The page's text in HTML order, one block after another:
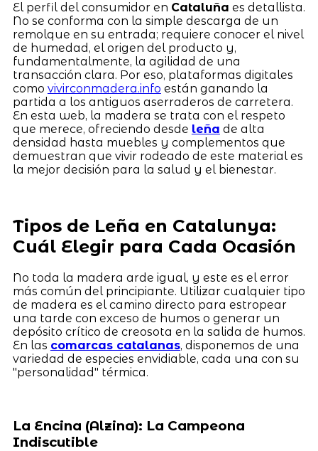
El perfil del consumidor en Cataluña es detallista.
No se conforma con la simple descarga de un
remolque en su entrada; requiere conocer el nivel
de humedad, el origen del producto y,
fundamentalmente, la agilidad de una
transacción clara. Por eso, plataformas digitales
como vivirconmadera.info están ganando la
partida a los antiguos aserraderos de carretera.
En esta web, la madera se trata con el respeto
que merece, ofreciendo desde leña de alta
densidad hasta muebles y complementos que
demuestran que vivir rodeado de este material es
la mejor decisión para la salud y el bienestar.
Tipos de Leña en Catalunya:
Cuál Elegir para Cada Ocasión
No toda la madera arde igual, y este es el error
más común del principiante. Utilizar cualquier tipo
de madera es el camino directo para estropear
una tarde con exceso de humos o generar un
depósito crítico de creosota en la salida de humos.
En las comarcas catalanas, disponemos de una
variedad de especies envidiable, cada una con su
"personalidad" térmica.
La Encina (Alzina): La Campeona
Indiscutible